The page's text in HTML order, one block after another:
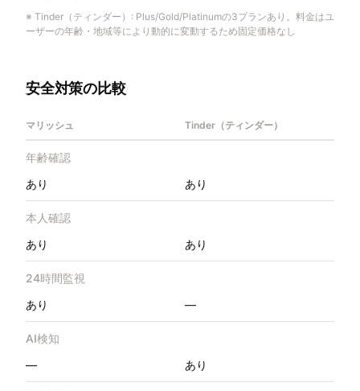
※ Tinder（ティンダー） : Plus/Gold/Platinumの3プランあり。料金はユ
ーザーの年齢・地域等により動的に変動するため固定価格なし
安全対策の比較
マリッシュ Tinder（ティンダー）
年齢確認
あり
あり
本人確認
あり
あり
24時間監視
あり
—
AI検知
—
あり